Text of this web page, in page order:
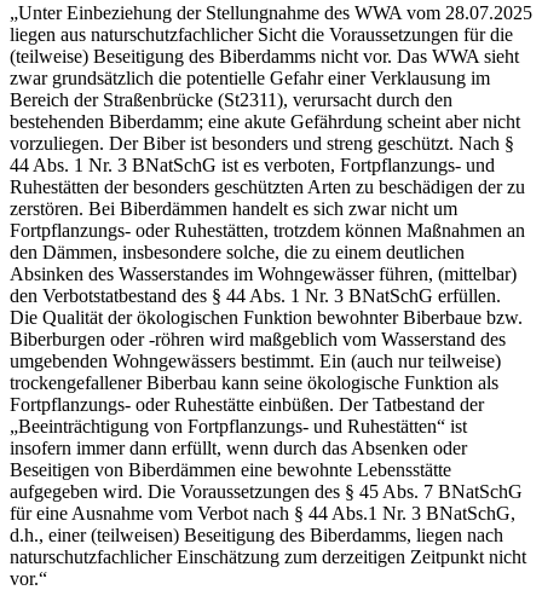
„Unter Einbeziehung der Stellungnahme des WWA vom 28.07.2025
liegen aus naturschutzfachlicher Sicht die Voraussetzungen für die
(teilweise) Beseitigung des Biberdamms nicht vor. Das WWA sieht
zwar grundsätzlich die potentielle Gefahr einer Verklausung im
Bereich der Straßenbrücke (St2311), verursacht durch den
bestehenden Biberdamm; eine akute Gefährdung scheint aber nicht
vorzuliegen. Der Biber ist besonders und streng geschützt. Nach §
44 Abs. 1 Nr. 3 BNatSchG ist es verboten, Fortpflanzungs- und
Ruhestätten der besonders geschützten Arten zu beschädigen der zu
zerstören. Bei Biberdämmen handelt es sich zwar nicht um
Fortpflanzungs- oder Ruhestätten, trotzdem können Maßnahmen an
den Dämmen, insbesondere solche, die zu einem deutlichen
Absinken des Wasserstandes im Wohngewässer führen, (mittelbar)
den Verbotstatbestand des § 44 Abs. 1 Nr. 3 BNatSchG erfüllen.
Die Qualität der ökologischen Funktion bewohnter Biberbaue bzw.
Biberburgen oder -röhren wird maßgeblich vom Wasserstand des
umgebenden Wohngewässers bestimmt. Ein (auch nur teilweise)
trockengefallener Biberbau kann seine ökologische Funktion als
Fortpflanzungs- oder Ruhestätte einbüßen. Der Tatbestand der
„Beeinträchtigung von Fortpflanzungs- und Ruhestätten“ ist
insofern immer dann erfüllt, wenn durch das Absenken oder
Beseitigen von Biberdämmen eine bewohnte Lebensstätte
aufgegeben wird. Die Voraussetzungen des § 45 Abs. 7 BNatSchG
für eine Ausnahme vom Verbot nach § 44 Abs.1 Nr. 3 BNatSchG,
d.h., einer (teilweisen) Beseitigung des Biberdamms, liegen nach
naturschutzfachlicher Einschätzung zum derzeitigen Zeitpunkt nicht
vor.“